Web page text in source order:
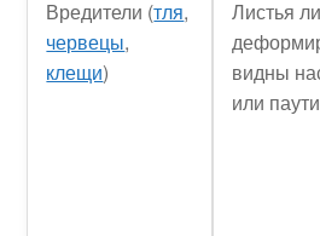
Вредители (тля,
червецы,
клещи)
Листья
видны
или